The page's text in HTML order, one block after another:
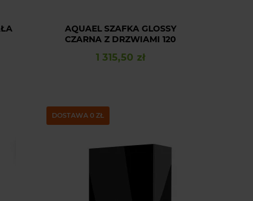
AQUAEL SZAFKA GLOSSY
CZARNA Z DRZWIAMI 120
Cena
1 315,50 zł
DOSTAWA 0 ZŁ